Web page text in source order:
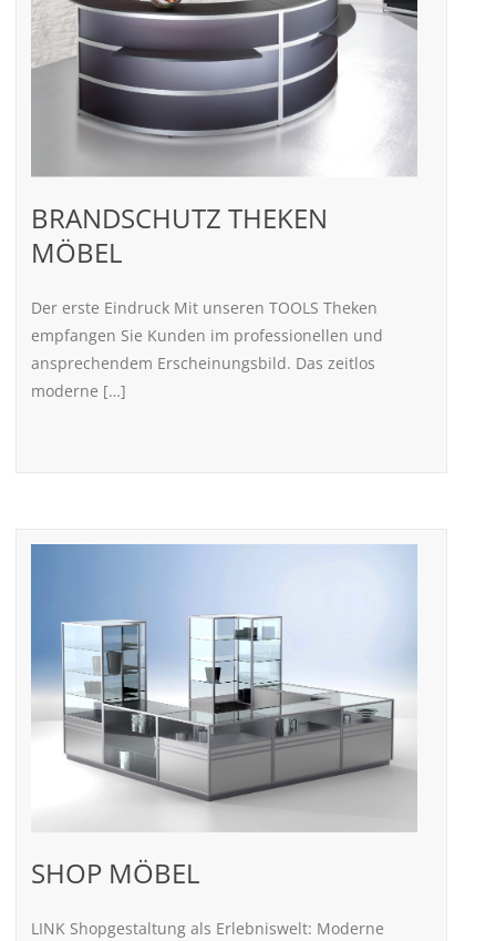
BRANDSCHUTZ THEKEN
MÖBEL
Der erste Eindruck Mit unseren TOOLS Theken
empfangen Sie Kunden im professionellen und
ansprechendem Erscheinungsbild. Das zeitlos
moderne […]
SHOP MÖBEL
LINK Shopgestaltung als Erlebniswelt: Moderne